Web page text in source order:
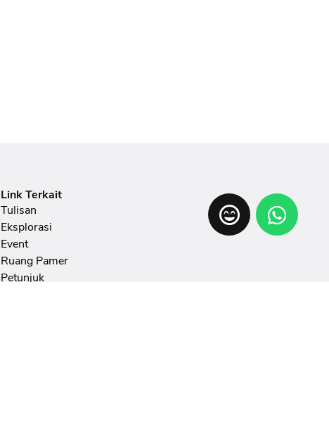
Link Terkait
Tulisan
Eksplorasi
Event
Ruang Pamer
Petunjuk